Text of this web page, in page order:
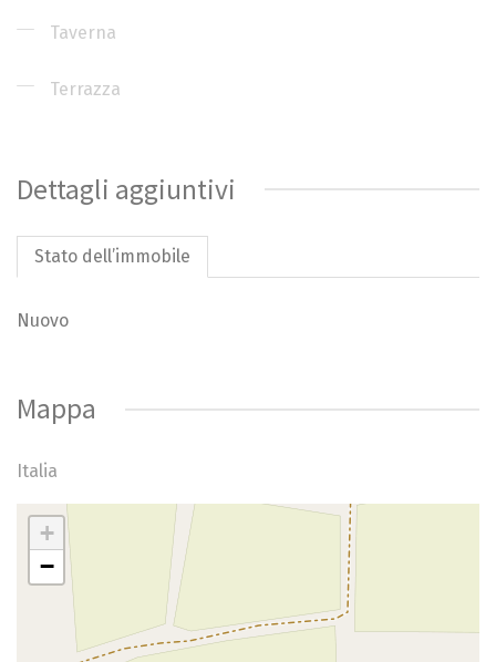
Taverna
Terrazza
Dettagli aggiuntivi
Stato dell’immobile
Nuovo
Mappa
Italia
+
−